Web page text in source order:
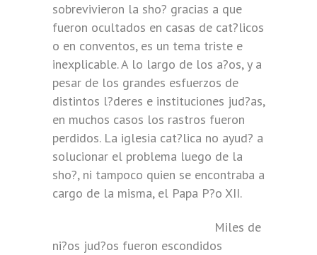
sobrevivieron la sho? gracias a que
fueron ocultados en casas de cat?licos
o en conventos, es un tema triste e
inexplicable. A lo largo de los a?os, y a
pesar de los grandes esfuerzos de
distintos l?deres e instituciones jud?as,
en muchos casos los rastros fueron
perdidos. La iglesia cat?lica no ayud? a
solucionar el problema luego de la
sho?, ni tampoco quien se encontraba a
cargo de la misma, el Papa P?o XII.
Miles de
ni?os jud?os fueron escondidos